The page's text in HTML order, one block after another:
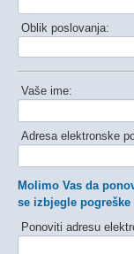
Oblik poslovanja:
Vaše ime:
Adresa elektronske
Molimo Vas da
se izbjegle
Ponoviti adresu